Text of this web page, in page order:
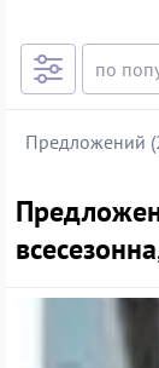
Предложений